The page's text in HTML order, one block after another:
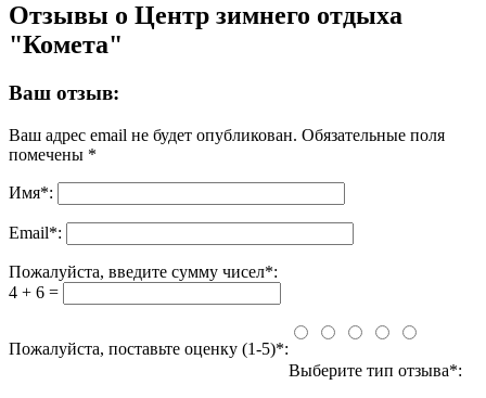
Отзывы о Центр зимнего отдыха
"Комета"
Ваш отзыв:
Ваш адрес email не будет опубликован. Обязательные поля
помечены *
Имя*:
Email*:
Пожалуйста, введите сумму чисел*:
4 + 6 =
Пожалуйста, поставьте оценку (1-5)*:
Выберите тип отзыва*: